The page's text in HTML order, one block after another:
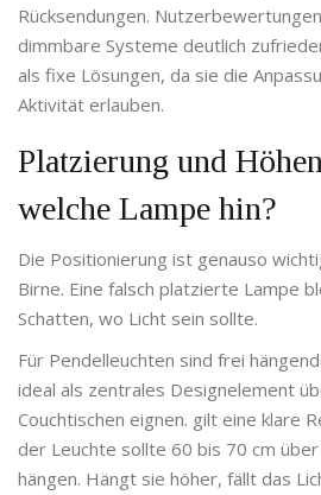
Rücksendungen.
dimmbare Systeme deutlich
als fixe Lösungen, da sie die
Aktivität erlauben.
Platzierung und
welche Lampe hin?
Die Positionierung ist genauso
Birne. Eine falsch platzierte Lampe
Schatten, wo Licht sein sollte.
Für Pendelleuchten sind frei
ideal als zentrales Designelement
Couchtischen eignen. gilt eine klare
der Leuchte sollte 60 bis 70 cm
hängen. Hängt sie höher, fällt das